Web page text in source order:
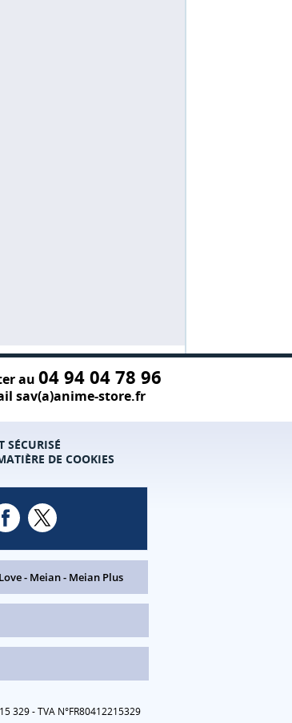
au 04 94 04 78 96
sav(a)anime-store.fr
SÉCURISÉ
DE COOKIES
- Meian- Meian Plus
329 - TVA N°FR80412215329